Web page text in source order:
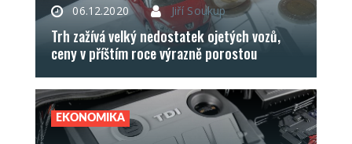
06.12.2020 Jiří Soukup
Trh zažívá velký nedostatek ojetých vozů,
ceny v příštím roce výrazně porostou
EKONOMIKA